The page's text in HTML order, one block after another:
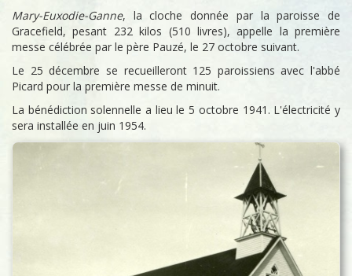
Mary-Euxodie-Ganne, la cloche donnée par la paroisse de
Gracefield, pesant 232 kilos (510 livres), appelle la première
messe célébrée par le père Pauzé, le 27 octobre suivant.
Le 25 décembre se recueilleront 125 paroissiens avec l'abbé
Picard pour la première messe de minuit.
La bénédiction solennelle a lieu le 5 octobre 1941. L'électricité y
sera installée en juin 1954.